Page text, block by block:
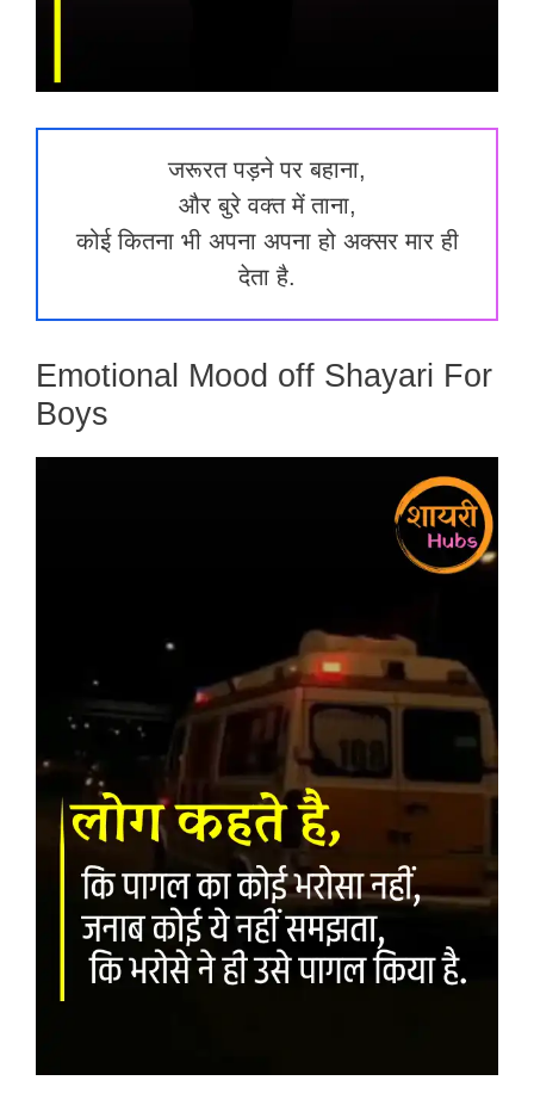
जरूरत पड़ने पर बहाना,
और बुरे वक्त में ताना,
कोई कितना भी अपना अपना हो अक्सर मार ही
देता है.
Emotional Mood off Shayari For
Boys